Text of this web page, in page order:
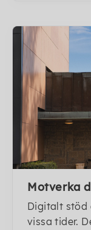
Motverka
Digitalt stöd
vissa tider.